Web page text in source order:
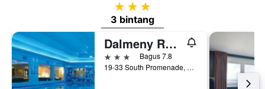
3 bintang
3 bintang
Dalmeny Resort Hotel
3 bintangBagus 7.8
19-33 South Promenade, Lytham St. Annes, United Kingdom